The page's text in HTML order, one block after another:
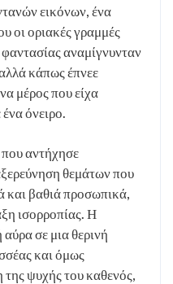
εικόνων, ένα
οι οριακές γραμμές
αναμίγνυνταν
κάπως έπνεε
μέρος που είχα
όνειρο.
αντήχησε
θεμάτων που
και βαθιά προσωπικά,
ισορροπίας. Η
σε μια θερινή
και όμως
της ψυχής του καθενός,